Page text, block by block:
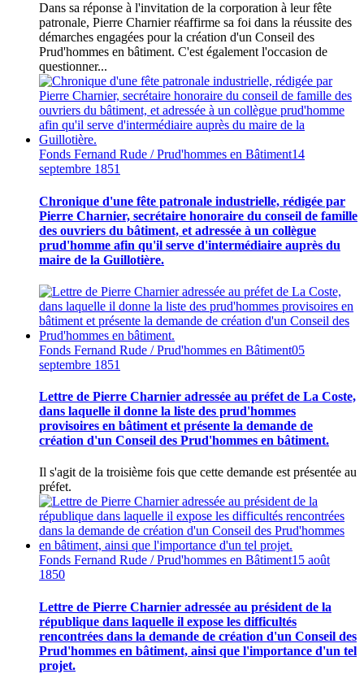
Dans sa réponse à l'invitation de la corporation à leur fête
patronale, Pierre Charnier réaffirme sa foi dans la réussite des
démarches engagées pour la création d'un Conseil des
Prud'hommes en bâtiment. C'est également l'occasion de
questionner...
Fonds Fernand Rude / Prud'hommes en Bâtiment14
septembre 1851
Chronique d'une fête patronale industrielle, rédigée par
Pierre Charnier, secrétaire honoraire du conseil de famille
des ouvriers du bâtiment, et adressée à un collègue
prud'homme afin qu'il serve d'intermédiaire auprès du
maire de la Guillotière.
Fonds Fernand Rude / Prud'hommes en Bâtiment05
septembre 1851
Lettre de Pierre Charnier adressée au préfet de La Coste,
dans laquelle il donne la liste des prud'hommes
provisoires en bâtiment et présente la demande de
création d'un Conseil des Prud'hommes en bâtiment.
Il s'agit de la troisième fois que cette demande est présentée au
préfet.
Fonds Fernand Rude / Prud'hommes en Bâtiment15 août
1850
Lettre de Pierre Charnier adressée au président de la
république dans laquelle il expose les difficultés
rencontrées dans la demande de création d'un Conseil des
Prud'hommes en bâtiment, ainsi que l'importance d'un tel
projet.